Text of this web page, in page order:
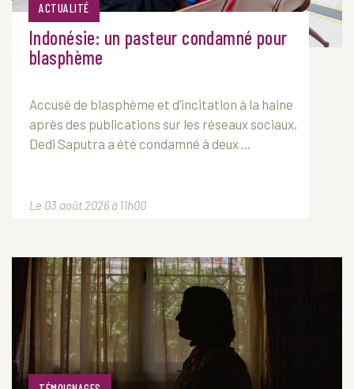
ACTUALITÉ
Indonésie: un pasteur condamné pour
blasphème
Accusé de blasphème et d’incitation à la haine
après des publications sur les réseaux sociaux,
Dedi Saputra a été condamné à deux ...
Le 03 août 2026 à 11h00